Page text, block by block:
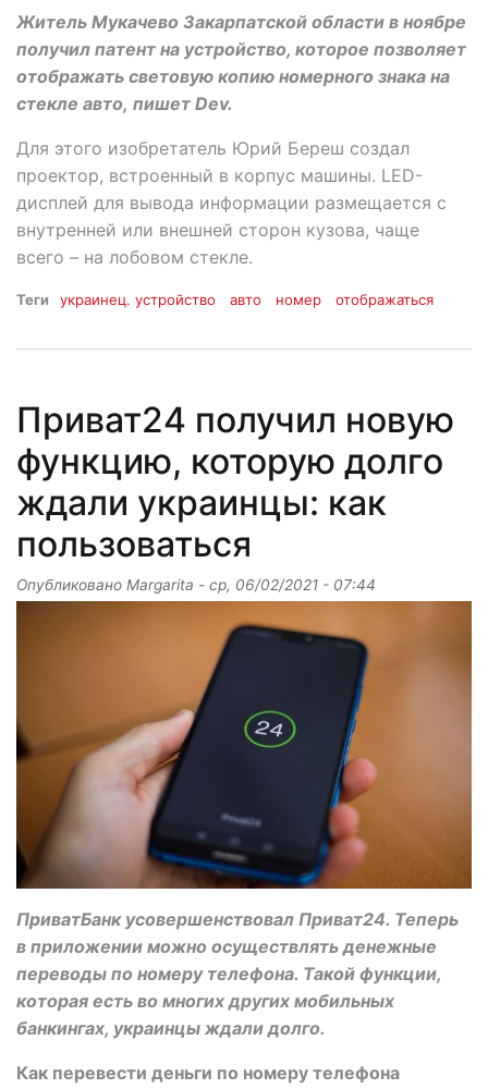
Житель Мукачево Закарпатской области в ноябре
получил патент на устройство, которое позволяет
отображать световую копию номерного знака на
стекле авто, пишет Dev.
Для этого изобретатель Юрий Береш создал
проектор, встроенный в корпус машины. LED-
дисплей для вывода информации размещается с
внутренней или внешней сторон кузова, чаще
всего – на лобовом стекле.
Теги украинец. устройство авто номер отображаться
Приват24 получил новую
функцию, которую долго
ждали украинцы: как
пользоваться
Опубликовано Margarita - ср, 06/02/2021 - 07:44
ПриватБанк усовершенствовал Приват24. Теперь
в приложении можно осуществлять денежные
переводы по номеру телефона. Такой функции,
которая есть во многих других мобильных
банкингах, украинцы ждали долго.
Как перевести деньги по номеру телефона